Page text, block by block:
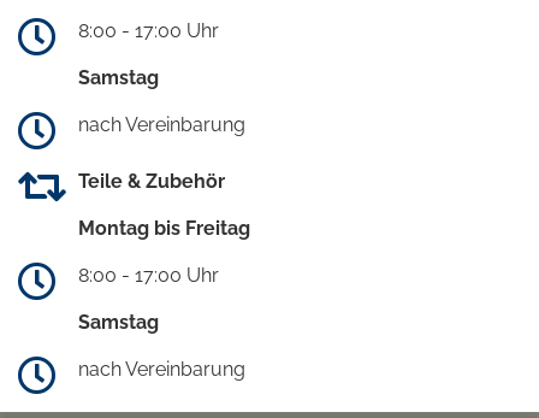
8:00 - 17:00 Uhr
Samstag
nach Vereinbarung
Teile & Zubehör
Montag bis Freitag
8:00 - 17:00 Uhr
Samstag
nach Vereinbarung